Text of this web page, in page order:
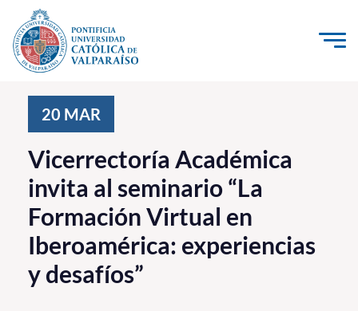
Click acá para ir directamente al contenido
Investigación, Creación e Innovación
PUCV Internacional
Vinculación con el Medio
Admisión
Pregrado
20 MAR
Vicerrectoría Académica
invita al seminario “La
Formación Virtual en
Iberoamérica: experiencias
y desafíos”